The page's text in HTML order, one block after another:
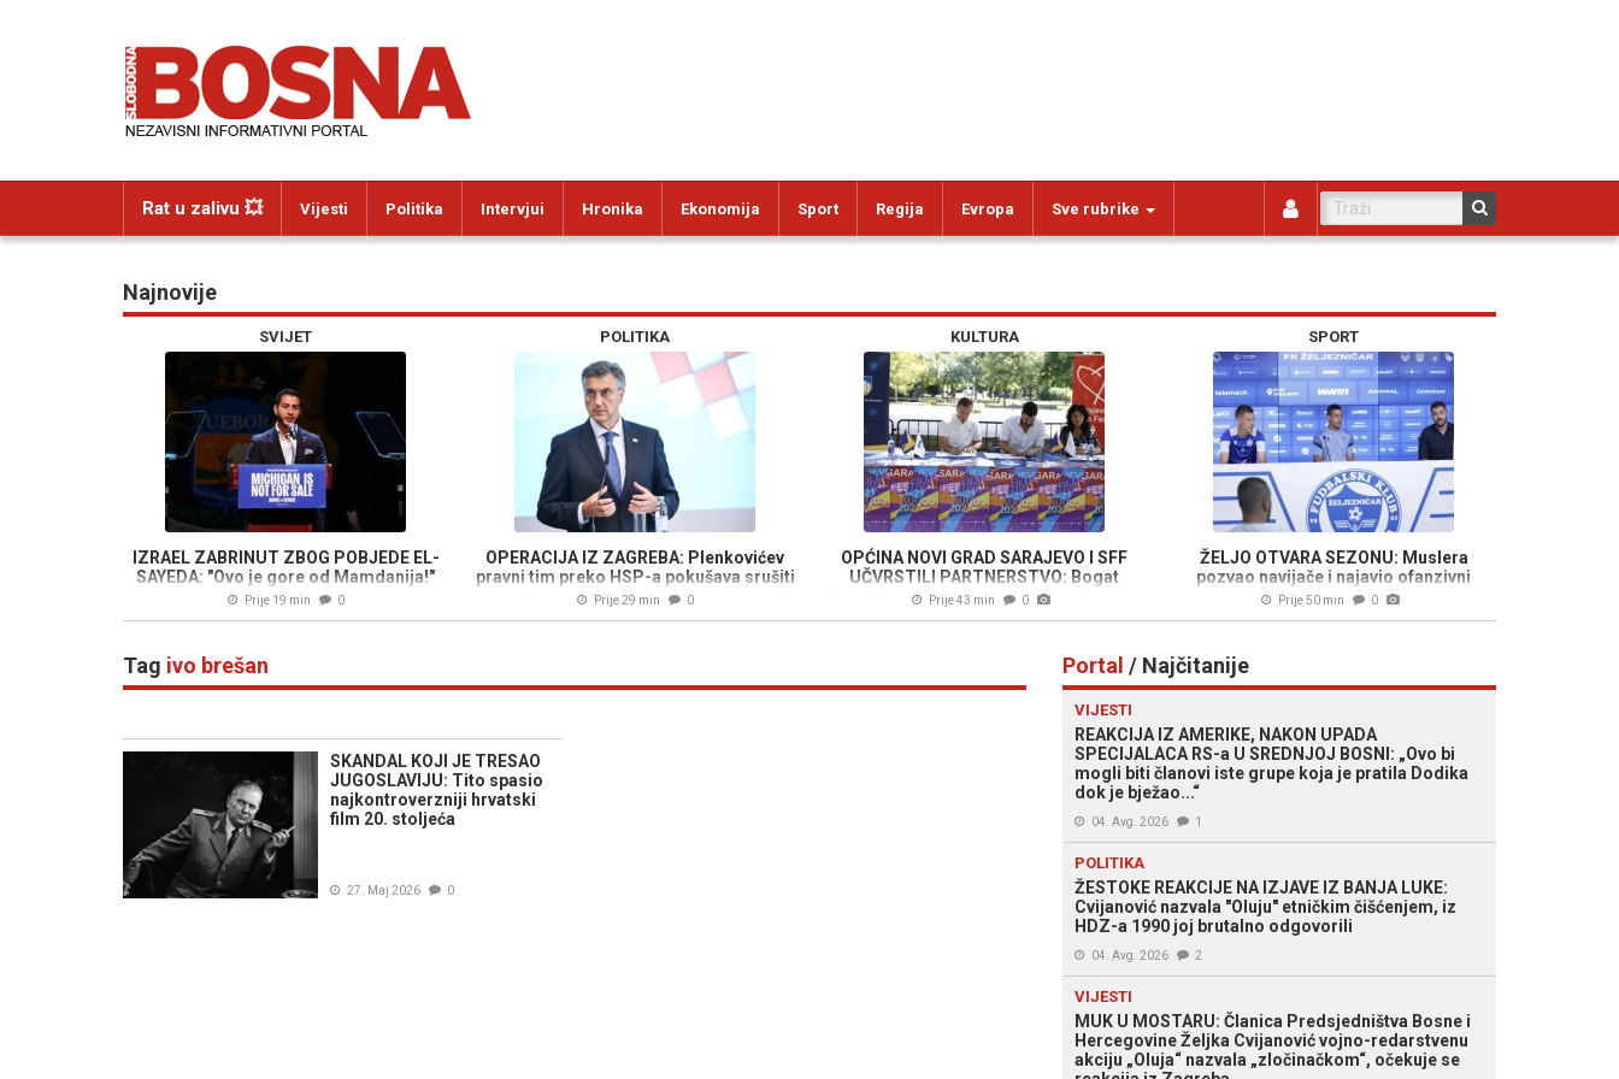
Rat u zalivu 💥 Vijesti Politika Intervjui Hronika Ekonomija Sport Regija Evropa Sve rubrike
Najnovije
SVIJET
IZRAEL ZABRINUT ZBOG POBJEDE EL-
SAYEDA: "Ovo je gore od Mamdanija!"
Prije 19 min 0
POLITIKA
OPERACIJA IZ ZAGREBA: Plenkovićev
pravni tim preko HSP-a pokušava srušiti
kandidaturu Slavena Kovačevića pred
Prije 29 min 0
KULTURA
OPĆINA NOVI GRAD SARAJEVO I SFF
UČVRSTILI PARTNERSTVO: Bogat
filmski program za sve generacije na tri
Prije 43 min 0
SPORT
ŽELJO OTVARA SEZONU: Muslera
pozvao navijače i najavio ofanzivni
Željezničar (FOTO)
Prije 50 min 0
Tag ivo brešan
SKANDAL KOJI JE TRESAO
JUGOSLAVIJU: Tito spasio
najkontroverzniji hrvatski
film 20. stoljeća
27. Maj 2026 0
Portal / Najčitanije
VIJESTI
REAKCIJA IZ AMERIKE, NAKON UPADA
SPECIJALACA RS-a U SREDNJOJ BOSNI: „Ovo bi
mogli biti članovi iste grupe koja je pratila Dodika
dok je bježao...“
04. Avg. 2026 1
POLITIKA
ŽESTOKE REAKCIJE NA IZJAVE IZ BANJA LUKE:
Cvijanović nazvala "Oluju" etničkim čišćenjem, iz
HDZ-a 1990 joj brutalno odgovorili
04. Avg. 2026 2
VIJESTI
MUK U MOSTARU: Članica Predsjedništva Bosne i
Hercegovine Željka Cvijanović vojno-redarstvenu
akciju „Oluja“ nazvala „zločinačkom“, očekuje se